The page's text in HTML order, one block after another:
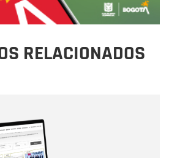
RELACIONADOS